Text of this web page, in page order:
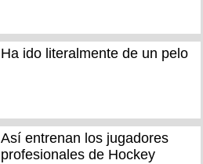
Ha ido literalmente de un pelo
Así entrenan los jugadores
profesionales de Hockey